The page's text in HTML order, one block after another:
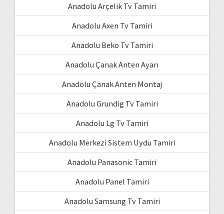
Anadolu Arçelik Tv Tamiri
Anadolu Axen Tv Tamiri
Anadolu Beko Tv Tamiri
Anadolu Çanak Anten Ayarı
Anadolu Çanak Anten Montaj
Anadolu Grundig Tv Tamiri
Anadolu Lg Tv Tamiri
Anadolu Merkezi Sistem Uydu Tamiri
Anadolu Panasonic Tamiri
Anadolu Panel Tamiri
Anadolu Samsung Tv Tamiri